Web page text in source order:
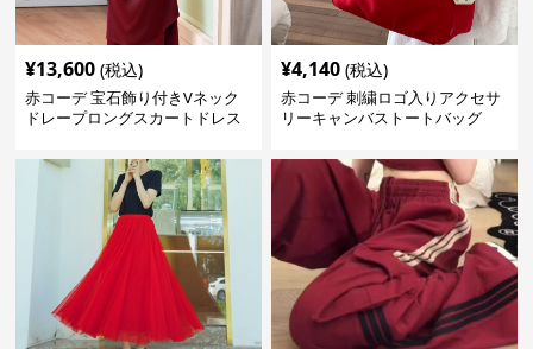
¥13,600 (税込)
赤コーデ 宝石飾り付きVネック
ドレープロングスカートドレス
¥4,140 (税込)
赤コーデ 刺繍ロゴ入りアクセサ
リーキャンバストートバッグ